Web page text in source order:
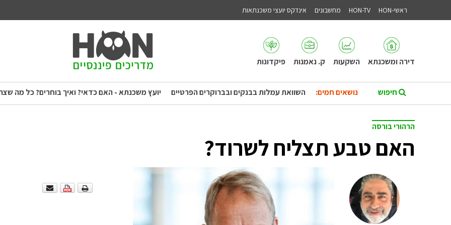
ראשי-HON HON-TV מחשבונים אינדקס יועצי משכנתאות
דירה ומשכנתא השקעות ק. נאמנות פיקדונות
נושאים חמים: השוואת עמלות בבנקים ובברוקרים הפרטיים יועץ משכנתא - האם כדאי? ואיך בוחרים? כל מה
הרהורי בורסה
האם טבע תצליח לשרוד?